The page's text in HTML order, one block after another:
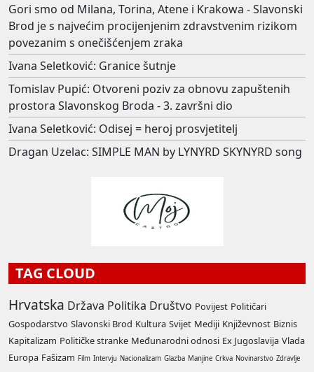
Gori smo od Milana, Torina, Atene i Krakowa - Slavonski
Brod je s najvećim procijenjenim zdravstvenim rizikom
povezanim s onečišćenjem zraka
Ivana Seletković: Granice šutnje
Tomislav Pupić: Otvoreni poziv za obnovu zapuštenih
prostora Slavonskog Broda - 3. završni dio
Ivana Seletković: Odisej = heroj prosvjetitelj
Dragan Uzelac: SIMPLE MAN by LYNYRD SKYNYRD song
TAG CLOUD
Hrvatska Država Politika Društvo Povijest Političari
Gospodarstvo Slavonski Brod Kultura Svijet Mediji Književnost Biznis
Kapitalizam Političke stranke Međunarodni odnosi Ex Jugoslavija Vlada
Europa Fašizam Film Intervju Nacionalizam Glazba Manjine Crkva Novinarstvo Zdravlje